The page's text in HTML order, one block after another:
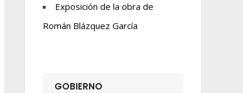
Exposición de la obra de
Román Blázquez García
GOBIERNO